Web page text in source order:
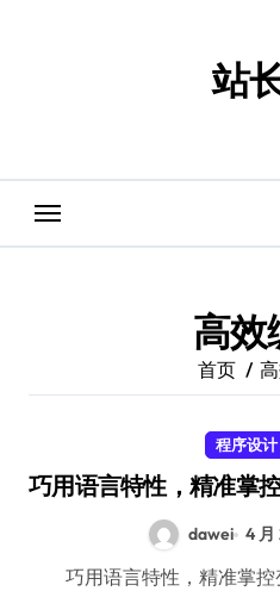
站
高效
首页
程序设计
巧用语言特性，精准掌
dawei 4
巧用语言特性，精准掌